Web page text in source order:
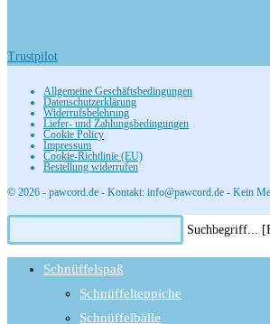
Trustpilot
Allgemeine Geschäftsbedingungen
Datenschutzerklärung
Widerrufsbelehrung
Liefer- und Zahlungsbedingungen
Cookie Policy
Impressum
Cookie-Richtlinie (EU)
Bestellung widerrufen
© 2026 - pawcord.de - Kontakt: info@pawcord.de - Kein
Website
durchsuchen
Suchbegriff...
Schnüffelspaß
Schnüffelteppiche
Schnüffelbälle